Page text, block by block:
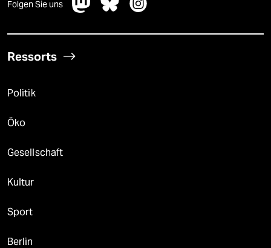
Folgen Sie uns
Ressorts
Politik
Öko
Gesellschaft
Kultur
Sport
Berlin